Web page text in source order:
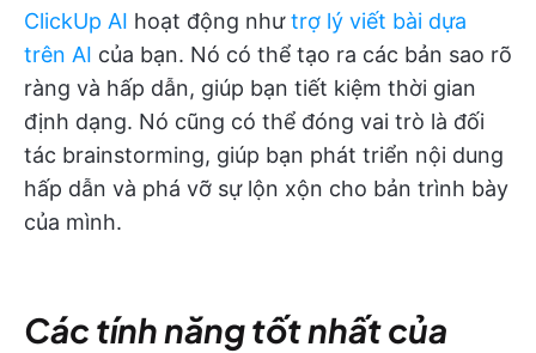
ClickUp AI hoạt động nhưtrợ lý viết bài dựa
trên AI của bạn. Nó có thể tạo ra các bản sao rõ
ràng và hấp dẫn, giúp bạn tiết kiệm thời gian
định dạng. Nó cũng có thể đóng vai trò là đối
tác brainstorming, giúp bạn phát triển nội dung
hấp dẫn và phá vỡ sự lộn xộn cho bản trình bày
của mình.
Các tính năng tốt nhất của